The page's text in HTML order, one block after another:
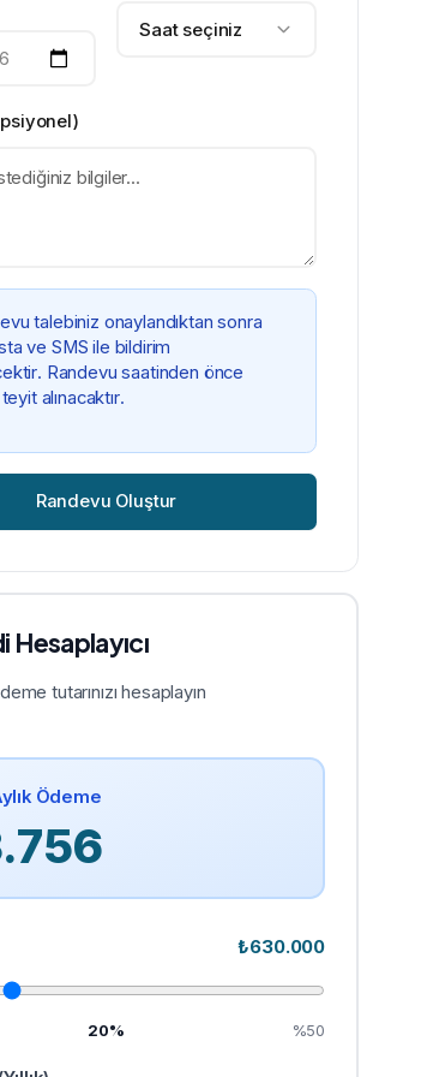
Saat seçiniz
talebiniz onaylandıktan sonra
ve SMS ile bildirim
Randevu saatinden önce
alınacaktır.
Randevu Oluştur
Hesaplayıcı
tutarınızı hesaplayın
Ödeme
₺630.000
20% %50